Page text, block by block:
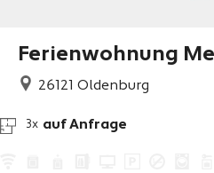
Ferienwohnung
26121 Oldenburg
3x auf Anfrage